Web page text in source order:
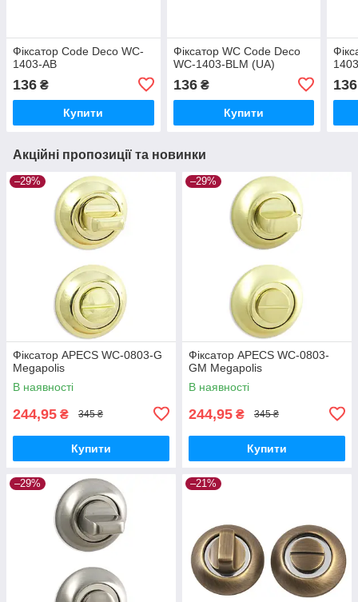
Фіксатор Code Deco WC-
1403-AB
136 ₴
Купити
Фіксатор WC Code Deco
WC-1403-BLM (UA)
136₴
Купити
136
Акційні пропозиції та новинки
–29%
Фіксатор APECS WC-0803-G
Megapolis
В наявності
244,95 ₴ 345 ₴
Купити
–29%
Фіксатор APECS WC-0803-
GM Megapolis
В наявності
244,95 ₴ 345 ₴
Купити
–29% –21%